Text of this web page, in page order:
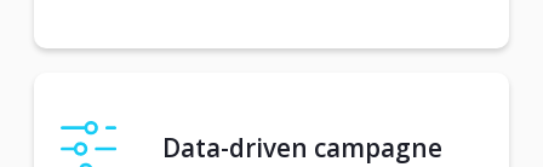
Data-driven campagne